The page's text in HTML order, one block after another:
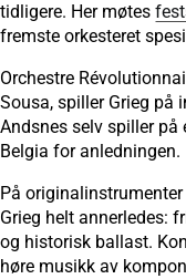
tidligere. Her møtes
fremste orkesteret
Orchestre
Sousa, spiller Grieg på
Andsnes selv spiller
Belgia for anledningen.
På
Grieg helt annerledes:
og historisk ballast.
høre musikk av